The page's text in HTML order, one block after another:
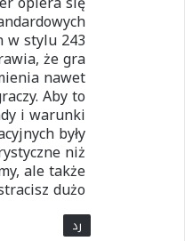
w stylu 243
że gra
nawet
Aby to
i warunki
były
niż
ale także
dużo.
رد